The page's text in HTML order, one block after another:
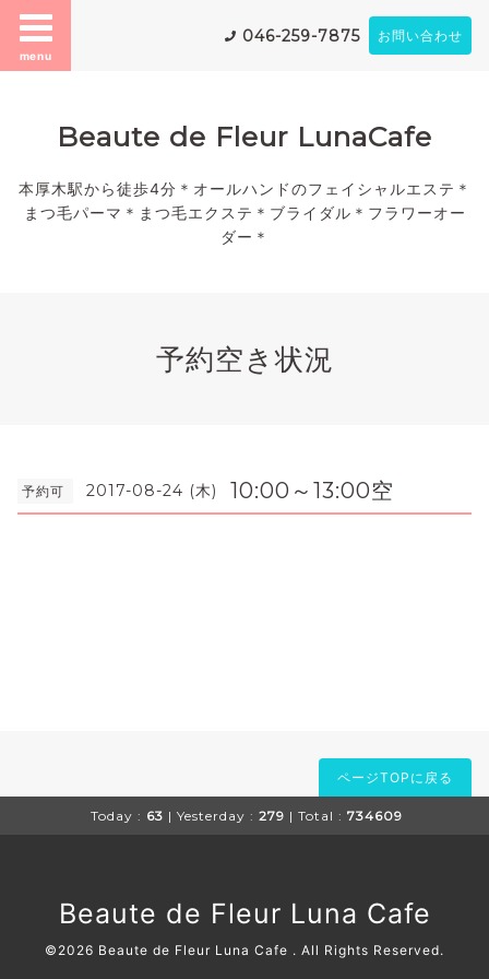
menu
046-259-7875 お問い合わせ
Beaute de Fleur LunaCafe
本厚木駅から徒歩4分＊オールハンドのフェイシャルエステ＊
まつ毛パーマ＊まつ毛エクステ＊ブライダル＊フラワーオー
ダー＊
予約空き状況
予約可 2017-08-24 (木) 10:00～13:00空
ページTOPに戻る
Today : 63 | Yesterday : 279 | Total : 734609
Beaute de Fleur Luna Cafe
©2026 Beaute de Fleur Luna Cafe . All Rights Reserved.